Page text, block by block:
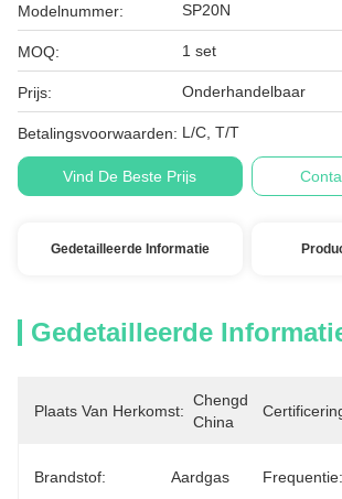
Modelnummer: SP20N
MOQ: 1 set
Prijs: Onderhandelbaar
Betalingsvoorwaarden: L/C, T/T
Vind De Beste Prijs
Gedetailleerde Informatie
Gedetailleerde
Plaats Van Herkomst:
Chengdu,
China
Brandstof: Aardgas Frequentie: